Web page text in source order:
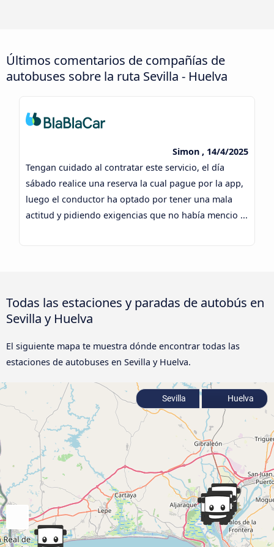
Últimos comentarios de compañías de
autobuses sobre la ruta Sevilla - Huelva
Simon , 14/4/2025
Tengan cuidado al contratar este servicio, el día
sábado realice una reserva la cual pague por la app,
luego el conductor ha optado por tener una mala
actitud y pidiendo exigencias que no había mencio ...
Todas las estaciones y paradas de autobús en
Sevilla y Huelva
El siguiente mapa te muestra dónde encontrar todas las
estaciones de autobuses en Sevilla y Huelva.
Sevilla Huelva